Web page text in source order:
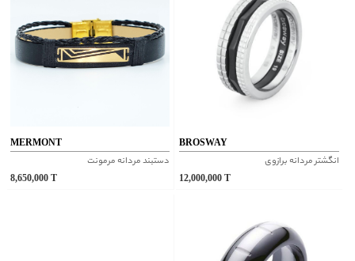
MERMONT
دستبند مردانه مرمونت
8,650,000
BROSWAY
انگشتر مردانه برازوی
12,000,000